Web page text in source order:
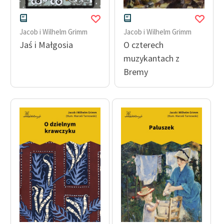
feministycznej
Ręce pełne poezji
Kolekcje edukacyjne
lektur szkolnych oraz
Starego Testamentu
Odkurzamy bohaterów
Lektur
O nas
Kontakt
O projekcie
Jacob i Wilhelm Grimm
Jaś i Małgosia
Jacob i Wilhelm Grimm
O czterech
muzykantach z
Bremy